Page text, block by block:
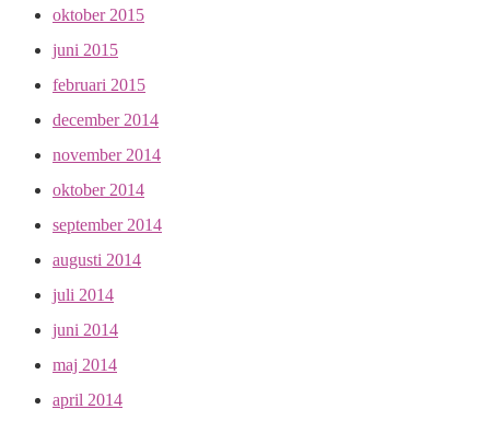
oktober 2015
juni 2015
februari 2015
december 2014
november 2014
oktober 2014
september 2014
augusti 2014
juli 2014
juni 2014
maj 2014
april 2014